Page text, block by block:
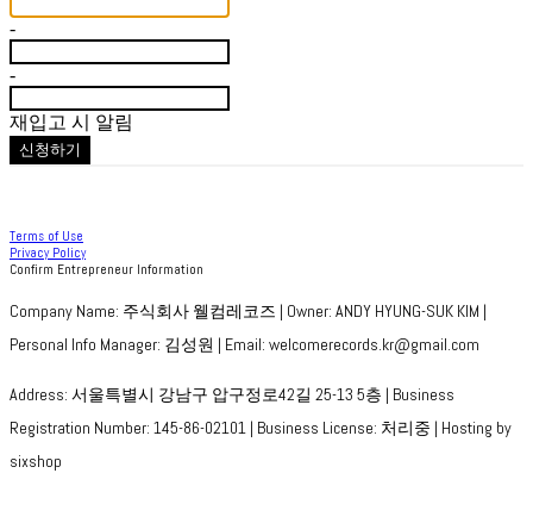
-
-
재입고 시 알림
신청하기
Terms of Use
Privacy Policy
Confirm Entrepreneur Information
Company Name: 주식회사 웰컴레코즈 | Owner: ANDY HYUNG-SUK KIM |
Personal Info Manager: 김성원 | Email: welcomerecords.kr@gmail.com
Address: 서울특별시 강남구 압구정로42길 25-13 5층 | Business
Registration Number: 145-86-02101 | Business License: 처리중 | Hosting by
sixshop